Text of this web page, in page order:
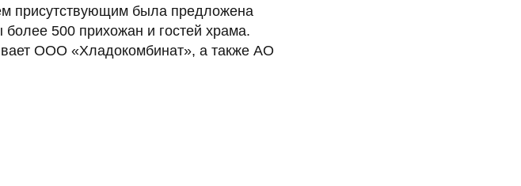
присутствующим была предложена
500 прихожан и гостей храма.
ООО «Хладокомбинат», а также АО